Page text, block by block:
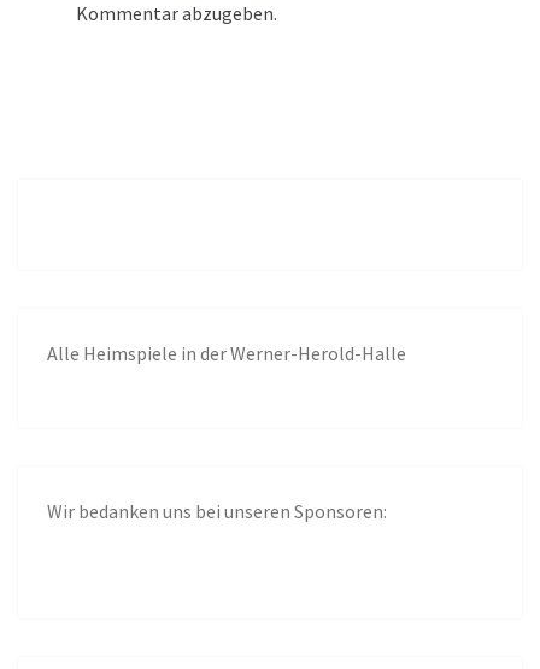
Kommentar abzugeben.
Alle Heimspiele in der Werner-Herold-Halle
Wir bedanken uns bei unseren Sponsoren: